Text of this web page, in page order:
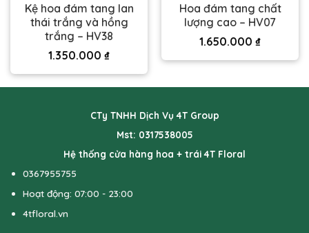
Kệ hoa đám tang lan
thái trắng và hồng
trắng – HV38
1.350.000 ₫
Hoa đám tang chất
lượng cao – HV07
1.650.000 ₫
CTy TNHH Dịch Vụ 4T Group
Mst: 0317538005
Hệ thống cửa hàng hoa + trái 4T Floral
0367955755
Hoạt động: 07:00 - 23:00
4tfloral.vn